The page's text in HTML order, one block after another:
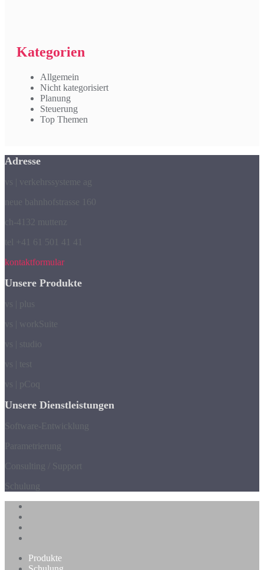
Kategorien
Allgemein
Nicht kategorisiert
Planung
Steuerung
Top Themen
Adresse
vs | verkehrssysteme ag
neue bahnhofstrasse 160
ch-4132 muttenz
tel +41 61 501 41 41
kontaktformular
Unsere Produkte
vs | plus
vs | workSuite
vs | studio
vs | test
vs | pCoq
Unsere Dienstleistungen
Software-Entwicklung
Parametrierung
Consulting / Support
Schulung
Produkte